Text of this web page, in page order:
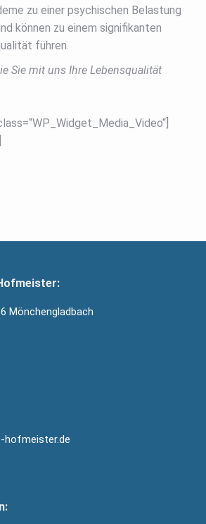
zu einer psychischen Belastung
können zu einem signifikanten
führen.
Sie mit uns Ihre Lebensqualität
Mönchengladbach
hofmeister.de